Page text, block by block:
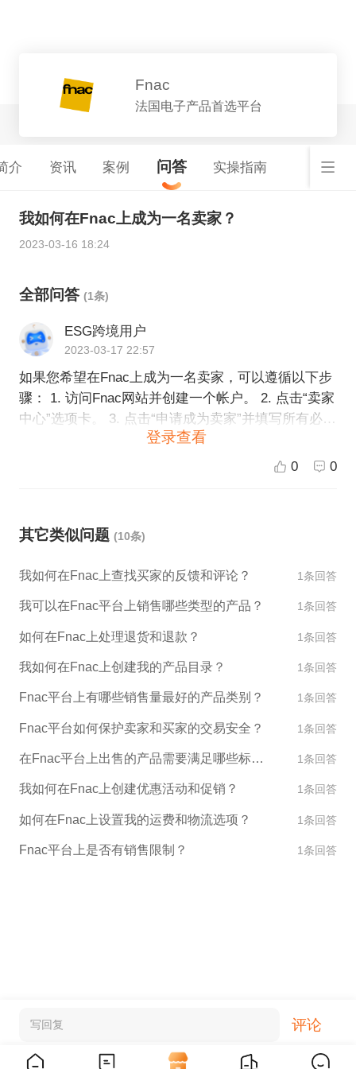
Fnac
法国电子产品首选平台
介 资讯 案例 问答 实操指南
我如何在Fnac上成为一名卖家？
2023-03-16 18:24
全部问答 (1条)
ESG跨境用户
2023-03-17 22:57
如果您希望在Fnac上成为一名卖家，可以遵循以下步
骤： 1. 访问Fnac网站并创建一个帐户。 2. 点击“卖家
中心”选项卡。 3. 点击“申请成为卖家”并填写所有必要
被批准，您将能够在Fnac上开始销售您的商品。请注
心或联系Fnac的客服团队了解更多信息。同时，我们
境电商销售平台之一。
登录查看
0 0
其它类似问题 (10条)
我如何在Fnac上查找买家的反馈和评论？ 1条回答
我可以在Fnac平台上销售哪些类型的产品？ 1条回答
如何在Fnac上处理退货和退款？ 1条回答
我如何在Fnac上创建我的产品目录？ 1条回答
Fnac平台上有哪些销售量最好的产品类别？ 1条回答
Fnac平台如何保护卖家和买家的交易安全？ 1条回答
在Fnac平台上出售的产品需要满足哪些标准？ 1条回答
我如何在Fnac上创建优惠活动和促销？ 1条回答
如何在Fnac上设置我的运费和物流选项？ 1条回答
Fnac平台上是否有销售限制？ 1条回答
写回复 评论